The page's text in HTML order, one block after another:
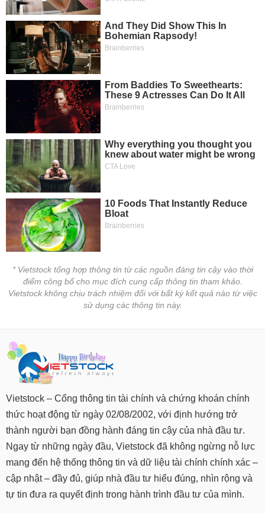
* Vietstock tổng hợp thông tin từ các nguồn đáng tin cậy vào thời
điểm công bố cho mục đích cung cấp thông tin tham khảo.
Vietstock không chịu trách nhiệm đối với bất kỳ kết quả nào từ việc
sử dụng các thông tin này.
Vietstock – Cổng thông tin tài chính và chứng khoán chính
thức hoạt động từ ngày 02/08/2002, với định hướng trở
thành người bạn đồng hành đáng tin cậy của nhà đầu tư.
Ngay từ những ngày đầu, Vietstock đã không ngừng nỗ lực
mang đến hệ thống thông tin và dữ liệu tài chính chính xác –
cập nhật – đầy đủ, giúp nhà đầu tư hiểu đúng, nhìn rộng và
tự tin đưa ra quyết định trong hành trình đầu tư của mình.